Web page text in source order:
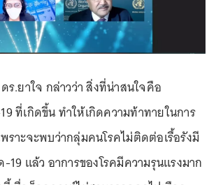
ร.ยาใจ กล่าวว่า สิ่งที่น่าสนใจคือ
ที่เกิดขึ้น ทำให้เกิดความท้าทายในการ
ราะจะพบว่ากลุ่มคนโรคไม่ติดต่อเรื้อรังมี
19 แล้ว อาการของโรคมีความรุนแรงมาก